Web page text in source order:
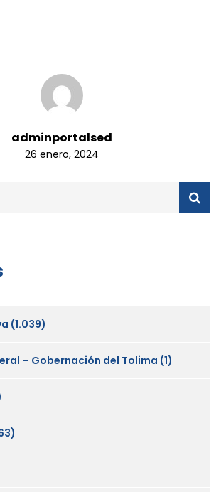
adminportalsed
26 enero, 2024
(1.039)
– Gobernación del Tolima (1)